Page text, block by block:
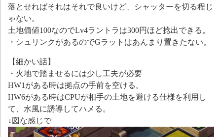
落とせればそれはそれで良いけど、シャッターを切る程じ
ゃない。
土地価値100なのでLv4ラントラは300円ほど捻出できる。
・シュリンクがあるのでGラットはあんまり置きたない。
【細かい話】
・火地で踏ませるには少し工夫が必要
HW1がある時は拠点の手前を空ける。
HW6がある時はCPUが相手の土地を避ける仕様を利用し
て、水風に誘導してハメる。
↓図な感じで